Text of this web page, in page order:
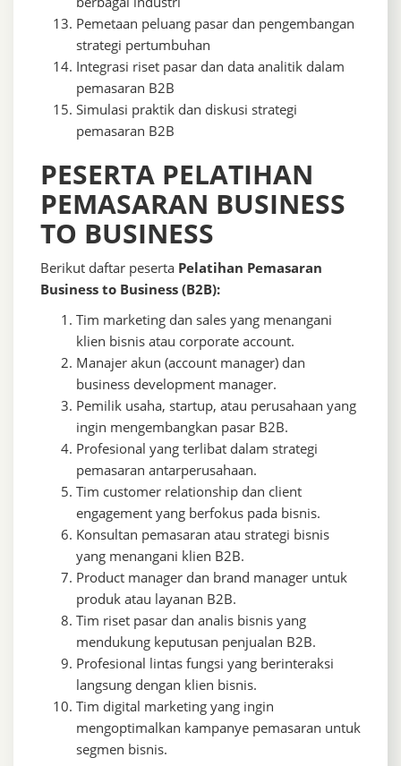
Pemetaan peluang pasar dan pengembangan
strategi pertumbuhan
Integrasi riset pasar dan data analitik dalam
pemasaran B2B
Simulasi praktik dan diskusi strategi
pemasaran B2B
PESERTA PELATIHAN
PEMASARAN BUSINESS
TO BUSINESS
Berikut daftar peserta Pelatihan Pemasaran
Business to Business (B2B):
Tim marketing dan sales yang menangani
klien bisnis atau corporate account.
Manajer akun (account manager) dan
business development manager.
Pemilik usaha, startup, atau perusahaan yang
ingin mengembangkan pasar B2B.
Profesional yang terlibat dalam strategi
pemasaran antarperusahaan.
Tim customer relationship dan client
engagement yang berfokus pada bisnis.
Konsultan pemasaran atau strategi bisnis
yang menangani klien B2B.
Product manager dan brand manager untuk
produk atau layanan B2B.
Tim riset pasar dan analis bisnis yang
mendukung keputusan penjualan B2B.
Profesional lintas fungsi yang berinteraksi
langsung dengan klien bisnis.
Tim digital marketing yang ingin
mengoptimalkan kampanye pemasaran untuk
segmen bisnis.